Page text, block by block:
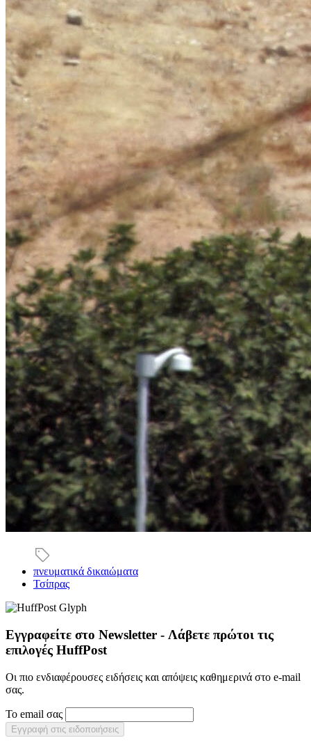
πνευματικά δικαιώματα
Τσίπρας
Εγγραφείτε στο Newsletter - Λάβετε πρώτοι τις
επιλογές HuffPost
Οι πιο ενδιαφέρουσες ειδήσεις και απόψεις καθημερινά στο e-mail
σας.
Το email σας
Εγγραφή στις ειδοποιήσεις